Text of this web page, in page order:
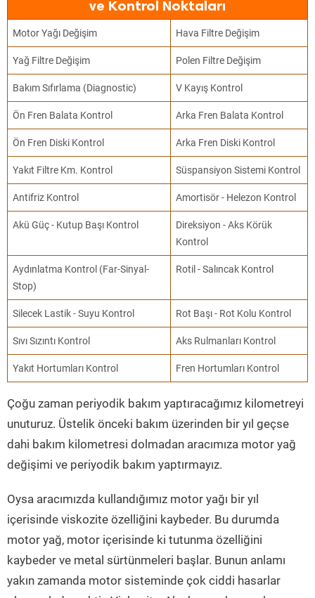
ve Kontrol Noktaları
Motor Yağı Değişim Hava Filtre Değişim
Yağ Filtre Değişim Polen Filtre Değişim
Bakım Sıfırlama (Diagnostic) V Kayış Kontrol
Ön Fren Balata Kontrol Arka Fren Balata Kontrol
Ön Fren Diski Kontrol Arka Fren Diski Kontrol
Yakıt Filtre Km. Kontrol Süspansiyon Sistemi Kontrol
Antifriz Kontrol Amortisör - Helezon Kontrol
Akü Güç - Kutup Başı Kontrol
Direksiyon - Aks Körük
Kontrol
Aydınlatma Kontrol (Far-Sinyal-
Stop)
Rotil - Salıncak Kontrol
Silecek Lastik - Suyu Kontrol Rot Başı - Rot Kolu Kontrol
Sıvı Sızıntı Kontrol Aks Rulmanları Kontrol
Yakıt Hortumları Kontrol Fren Hortumları Kontrol
Çoğu zaman periyodik bakım yaptıracağımız kilometreyi
unuturuz. Üstelik önceki bakım üzerinden bir yıl geçse
dahi bakım kilometresi dolmadan aracımıza motor yağ
değişimi ve periyodik bakım yaptırmayız.
Oysa aracımızda kullandığımız motor yağı bir yıl
içerisinde viskozite özelliğini kaybeder. Bu durumda
motor yağ, motor içerisinde ki tutunma özelliğini
kaybeder ve metal sürtünmeleri başlar. Bunun anlamı
yakın zamanda motor sisteminde çok ciddi hasarlar